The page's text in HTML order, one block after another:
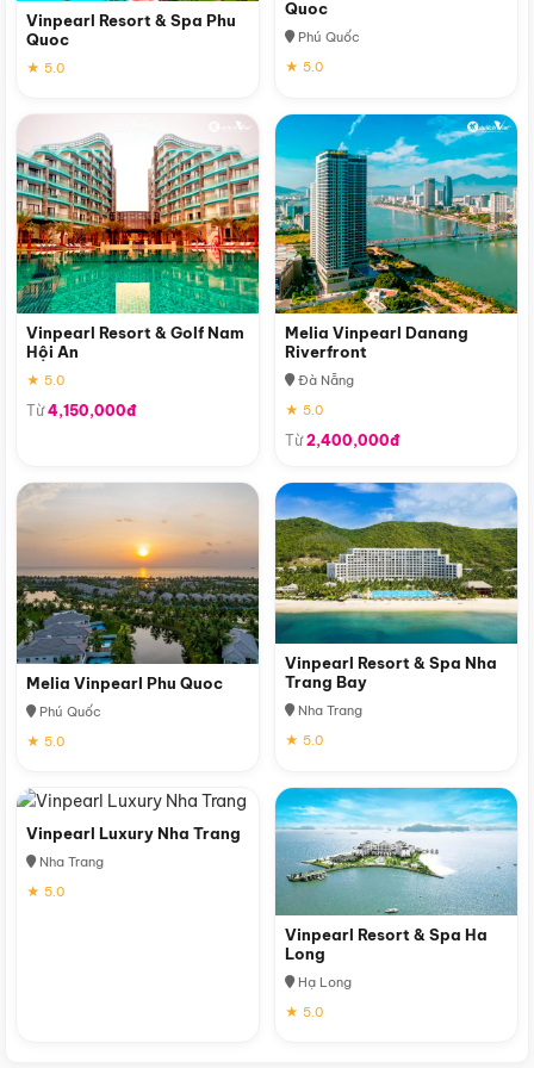
Vinpearl Resort & Spa Phu
Quoc
★ 5.0
Quoc
Phú Quốc
★ 5.0
Vinpearl Resort & Golf Nam
Hội An
★ 5.0
Từ4,150,000đ
Melia Vinpearl Danang
Riverfront
Đà Nẵng
★ 5.0
Từ2,400,000đ
Melia Vinpearl Phu Quoc
Phú Quốc
★ 5.0
Vinpearl Resort & Spa Nha
Trang Bay
Nha Trang
★ 5.0
Vinpearl Luxury Nha Trang
Nha Trang
★ 5.0
Vinpearl Resort & Spa Ha
Long
Hạ Long
★ 5.0